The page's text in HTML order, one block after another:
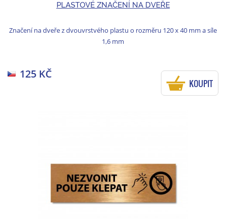
PLASTOVÉ ZNAČENÍ NA DVEŘE
Značení na dveře z dvouvrstvého plastu o rozměru 120 x 40 mm a síle
1,6 mm
125 KČ
KOUPIT